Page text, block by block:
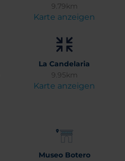
9.79km
Karte anzeigen
La Candelaria
9.95km
Karte anzeigen
Museo Botero